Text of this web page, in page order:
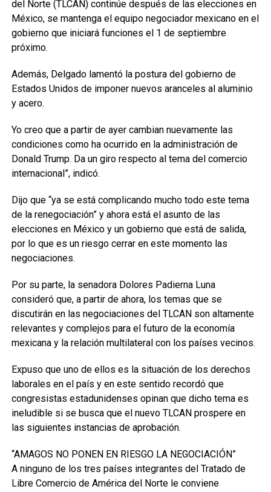
del Norte (TLCAN) continúe después de las elecciones en
México, se mantenga el equipo negociador mexicano en el
gobierno que iniciará funciones el 1 de septiembre
próximo.
Además, Delgado lamentó la postura del gobierno de
Estados Unidos de imponer nuevos aranceles al aluminio
y acero.
Yo creo que a partir de ayer cambian nuevamente las
condiciones como ha ocurrido en la administración de
Donald Trump. Da un giro respecto al tema del comercio
internacional”, indicó.
Dijo que “ya se está complicando mucho todo este tema
de la renegociación” y ahora está el asunto de las
elecciones en México y un gobierno que está de salida,
por lo que es un riesgo cerrar en este momento las
negociaciones.
Por su parte, la senadora Dolores Padierna Luna
consideró que, a partir de ahora, los temas que se
discutirán en las negociaciones del TLCAN son altamente
relevantes y complejos para el futuro de la economía
mexicana y la relación multilateral con los países vecinos.
Expuso que uno de ellos es la situación de los derechos
laborales en el país y en este sentido recordó que
congresistas estadunidenses opinan que dicho tema es
ineludible si se busca que el nuevo TLCAN prospere en
las siguientes instancias de aprobación.
“AMAGOS NO PONEN EN RIESGO LA NEGOCIACIÓN”
A ninguno de los tres países integrantes del Tratado de
Libre Comercio de América del Norte le conviene